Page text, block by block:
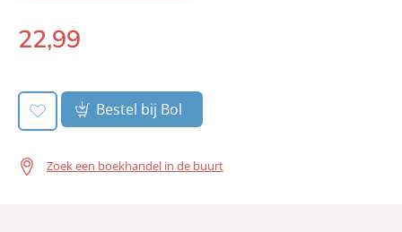
Paperback:
22,99
Bestel bij Bol
Zoek een boekhandel in de buurt